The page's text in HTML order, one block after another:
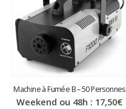
Machine à Fumée B – 50 Personnes
Weekend ou 48h : 17,50€